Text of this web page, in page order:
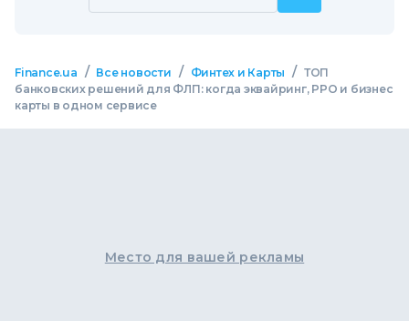
Finance.ua / Все новости / Финтех и Карты / ТОП
банковских решений для ФЛП: когда эквайринг, РРО и бизнес
карты в одном сервисе
Место для вашей рекламы